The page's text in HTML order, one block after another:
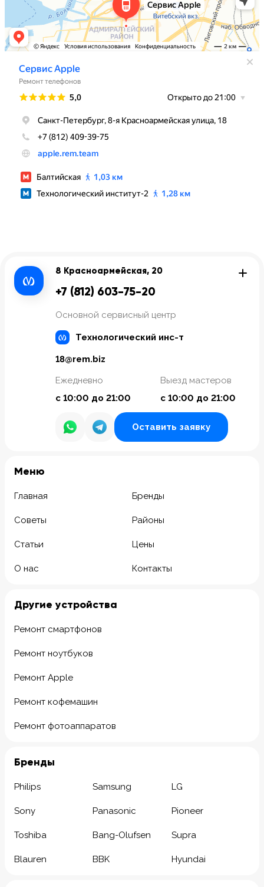
8 Красноармейская, 20
+7 (812) 603-75-20
Основной сервисный центр
Технологический инс-т
18@rem.biz
Ежедневно
с 10:00 до 21:00
Выезд мастеров
с 10:00 до 21:00
Оставить заявку
Meню
Главная Бренды
Советы Районы
Статьи Цены
О нас Контакты
Другие устройства
Ремонт смартфонов
Ремонт ноутбуков
Ремонт Apple
Ремонт кофемашин
Ремонт фотоаппаратов
Бренды
Philips Samsung LG
Sony Panasonic Pioneer
Toshiba Bang-Olufsen Supra
Blauren BBK Hyundai